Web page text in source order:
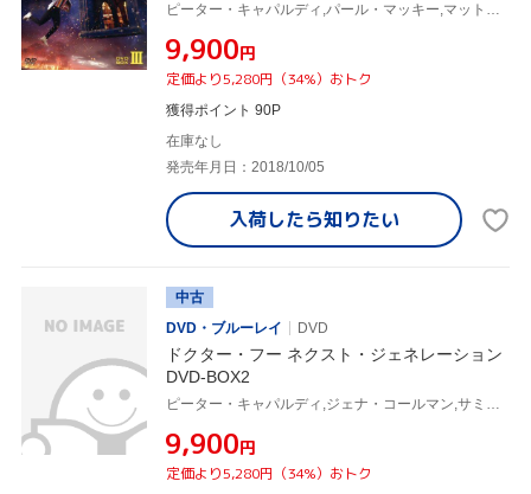
ピーター・キャパルディ,パール・マッキー,マット・ルーカス
¥9,900円
定価より5,280円（34%）おトク
獲得ポイント 90P
在庫なし
発売年月日：2018/10/05
入荷したら知りたい
中古
DVD・ブルーレイ
DVD
ドクター・フー ネクスト・ジェネレーション
DVD-BOX2
ピーター・キャパルディ,ジェナ・コールマン,サミュエル・アンダーソン
¥9,900円
定価より5,280円（34%）おトク